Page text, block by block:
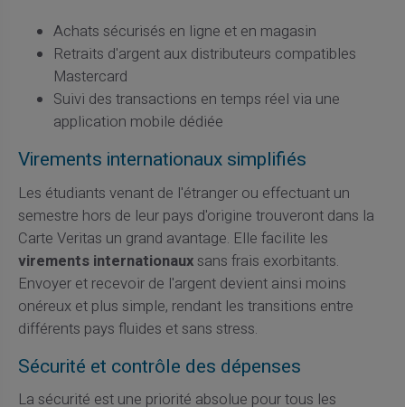
Achats sécurisés en ligne et en magasin
Retraits d'argent aux distributeurs compatibles
Mastercard
Suivi des transactions en temps réel via une
application mobile dédiée
Virements internationaux simplifiés
Les étudiants venant de l'étranger ou effectuant un
semestre hors de leur pays d'origine trouveront dans la
Carte Veritas un grand avantage. Elle facilite les
virements internationauxsans frais exorbitants.
Envoyer et recevoir de l'argent devient ainsi moins
onéreux et plus simple, rendant les transitions entre
différents pays fluides et sans stress.
Sécurité et contrôle des dépenses
La sécurité est une priorité absolue pour tous les